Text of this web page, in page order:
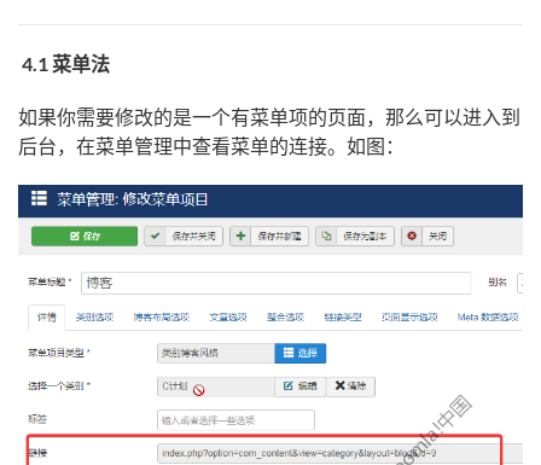
4.1 菜单法
如果你需要修改的是一个有菜单项的页面，那么可以进入到
后台，在菜单管理中查看菜单的连接。如图：